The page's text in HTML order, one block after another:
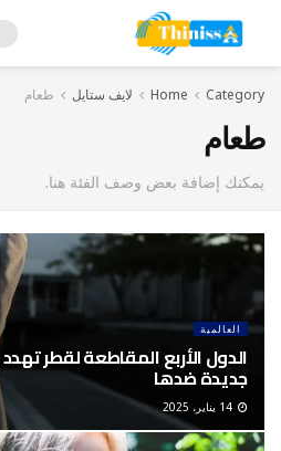
Home Category لايف ستايل طعام
طعام
يمكنك إضافة بعض وصف الفئة هنا.
العالمية
الدول الأربع المقاطعة لقطر تهدد
جديدة ضدها